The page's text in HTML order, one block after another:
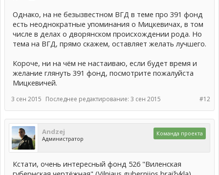
Однако, на не безызвестном ВГД в теме про 391 фонд
есть неоднократные упоминания о Мицкевичах, в том
числе в делах о дворянском происхождении рода. Но
тема на ВГД, прямо скажем, оставляет желать лучшего.
Короче, ни на чём не настаиваю, если будет время и
желание глянуть 391 фонд, посмотрите пожалуйста
Мицкевичей.
#12
3 сен 2015 Последнее редактирование: 3 сен 2015
Andzej
Администратор
Команда проекта
Кстати, очень интересный фонд 526 "Виленская